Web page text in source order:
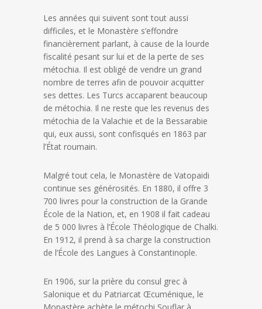
Les années qui suivent sont tout aussi
difficiles, et le Monastère s’effondre
financièrement parlant, à cause de la lourde
fiscalité pesant sur lui et de la perte de ses
métochia. Il est obligé de vendre un grand
nombre de terres afin de pouvoir acquitter
ses dettes. Les Turcs accaparent beaucoup
de métochia. Il ne reste que les revenus des
métochia de la Valachie et de la Bessarabie
qui, eux aussi, sont confisqués en 1863 par
l’État roumain.
Malgré tout cela, le Monastère de Vatopaidi
continue ses générosités. En 1880, il offre 3
700 livres pour la construction de la Grande
École de la Nation, et, en 1908 il fait cadeau
de 5 000 livres à l’École Théologique de Chalki.
En 1912, il prend à sa charge la construction
de l’École des Langues à Constantinople.
En 1906, sur la prière du consul grec à
Salonique et du Patriarcat Œcuménique, le